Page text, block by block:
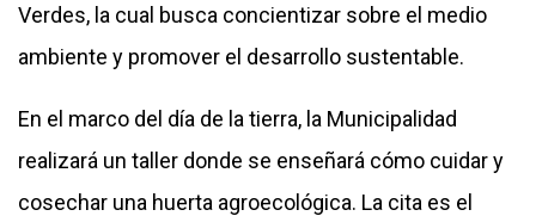
Verdes, la cual busca concientizar sobre el medio
ambiente y promover el desarrollo sustentable.
En el marco del día de la tierra, la Municipalidad
realizará un taller donde se enseñará cómo cuidar y
cosechar una huerta agroecológica. La cita es el